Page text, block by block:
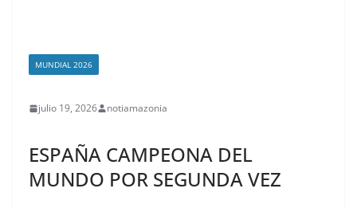
MUNDIAL 2026
julio 19, 2026 notiamazonia
ESPAÑA CAMPEONA DEL
MUNDO POR SEGUNDA VEZ